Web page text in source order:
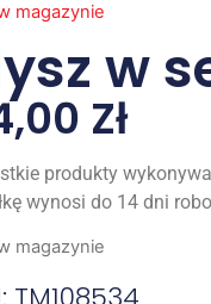
magazynie
w
Zł
produkty
wynosi do 14 dni
magazynie